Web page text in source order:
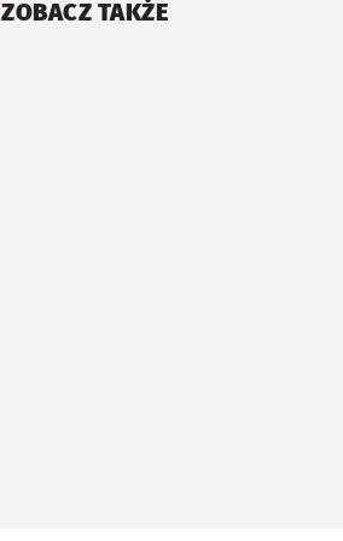
ZOBACZ TAKŻE